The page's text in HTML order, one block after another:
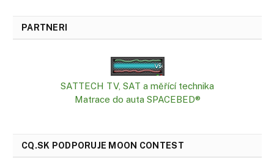
PARTNERI
SATTECH TV, SAT a měřící technika
Matrace do auta SPACEBED®
CQ.SK PODPORUJE MOON CONTEST